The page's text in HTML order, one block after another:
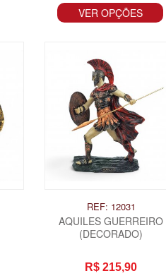
VER OPÇÕES
REF: 12031
AQUILES GUERREIRO
(DECORADO)
R$ 215,90